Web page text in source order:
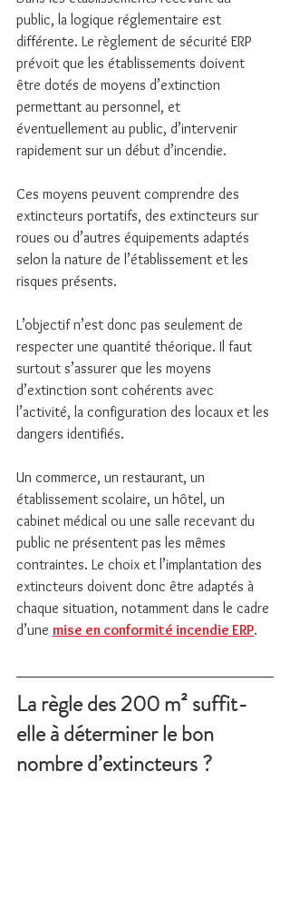
public, la logique réglementaire est
différente. Le règlement de sécurité ERP
prévoit que les établissements doivent
être dotés de moyens d’extinction
permettant au personnel, et
éventuellement au public, d’intervenir
rapidement sur un début d’incendie.
Ces moyens peuvent comprendre des
extincteurs portatifs, des extincteurs sur
roues ou d’autres équipements adaptés
selon la nature de l’établissement et les
risques présents.
L’objectif n’est donc pas seulement de
respecter une quantité théorique. Il faut
surtout s’assurer que les moyens
d’extinction sont cohérents avec
l’activité, la configuration des locaux et les
dangers identifiés.
Un commerce, un restaurant, un
établissement scolaire, un hôtel, un
cabinet médical ou une salle recevant du
public ne présentent pas les mêmes
contraintes. Le choix et l’implantation des
extincteurs doivent donc être adaptés à
chaque situation, notamment dans le cadre
d’une mise en conformité incendie ERP.
La règle des 200 m² suffit-
elle à déterminer le bon
nombre d’extincteurs ?